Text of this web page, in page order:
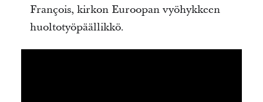
François, kirkon Euroopan vyöhykkeen
huoltotyöpäällikkö.